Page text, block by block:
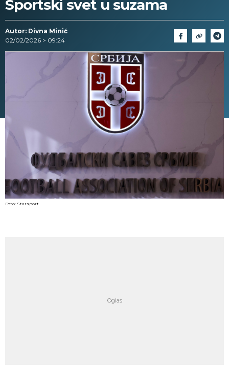
Sportski svet u suzama
Autor: Divna Minić
02/02/2026 > 09:24
Foto: Starsport